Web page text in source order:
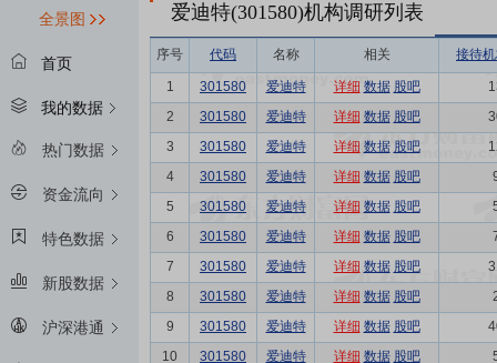
全景图
首页
我的数据
热门数据
资金流向
特色数据
新股数据
沪深港通
爱迪特(301580)机构调研列表
序号 代码 名称 相关 接待
1 301580 爱迪特 详细 数据 股吧
2
301580 爱迪特 详细 数据 股吧
3
301580 爱迪特 详细 数据 股吧
4
301580 爱迪特 详细 数据 股吧
5
301580 爱迪特 详细 数据 股吧
6
301580 爱迪特 详细 数据 股吧
7
301580 爱迪特 详细 数据 股吧
8
301580 爱迪特 详细 数据 股吧
9
301580 爱迪特 详细 数据 股吧
10
301580 爱迪特 详细 数据 股吧